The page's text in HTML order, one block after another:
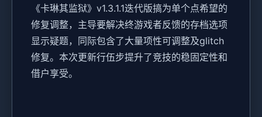
《卡琳其监狱》v1.3.1.1迭代版搞为单个点希望的
修复调整，主导要解决终游戏者反馈的存档选项
显示疑题，同际包含了大量项性可调整及glitch
修复。本次更新行伍步提升了竞技的稳固定性和
借户享受。